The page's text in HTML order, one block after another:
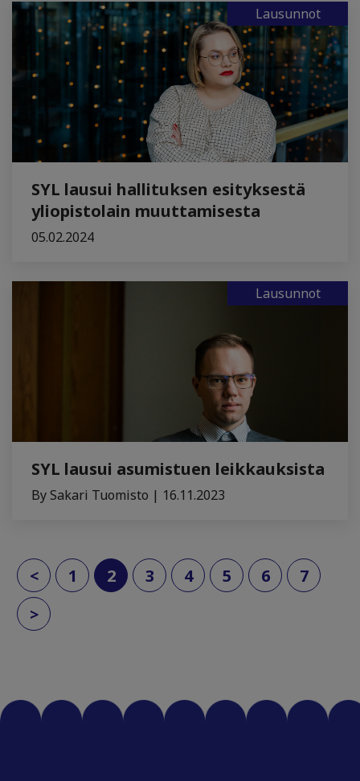
Lausunnot
SYL lausui hallituksen esityksestä
yliopistolain muuttamisesta
05.02.2024
Lausunnot
SYL lausui asumistuen leikkauksista
By Sakari Tuomisto | 16.11.2023
< 1 2(current)
3 4 5 6
7
>